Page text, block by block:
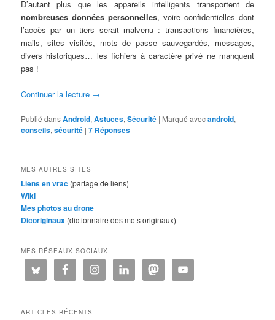
D’autant plus que les appareils intelligents transportent de
nombreuses données personnelles, voire confidentielles dont
l’accès par un tiers serait malvenu : transactions financières,
mails, sites visités, mots de passe sauvegardés, messages,
divers historiques… les fichiers à caractère privé ne manquent
pas !
Continuer la lecture →
Publié dansAndroid,Astuces,Sécurité | Marqué avecandroid,
conseils,sécurité |7 Réponses
MES AUTRES SITES
Liens en vrac (partage de liens)
Wiki
Mes photos au drone
Dicoriginaux (dictionnaire des mots originaux)
MES RÉSEAUX SOCIAUX
ARTICLES RÉCENTS